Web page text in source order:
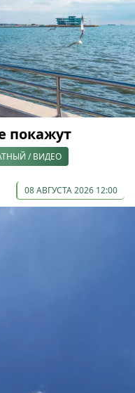
покажут
/ ВИДЕО
08 АВГУСТА 2026 12:00